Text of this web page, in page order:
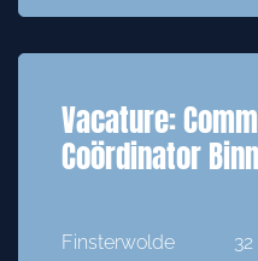
Vacature:
Coördinator
Finsterwolde 32